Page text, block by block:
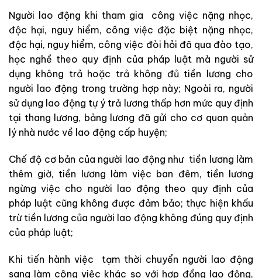
Người lao động khi tham gia công việc nặng nhọc,
độc hại, nguy hiểm, công việc đặc biệt nặng nhọc,
độc hại, nguy hiểm, công việc đòi hỏi đã qua đào tạo,
học nghề theo quy định của pháp luật mà người sử
dụng không trả hoặc trả không đủ tiền lương cho
người lao động trong trường hợp này; Ngoài ra, người
sử dụng lao động tự ý trả lương thấp hơn mức quy định
tại thang lương, bảng lương đã gửi cho cơ quan quản
lý nhà nước về lao động cấp huyện;
Chế độ cơ bản của người lao động như tiền lương làm
thêm giờ, tiền lương làm việc ban đêm, tiền lương
ngừng việc cho người lao động theo quy định của
pháp luật cũng không được đảm bảo; thực hiện khấu
trừ tiền lương của người lao động không đúng quy định
của pháp luật;
Khi tiến hành việc tạm thời chuyển người lao động
sang làm công việc khác so với hợp đồng lao động,